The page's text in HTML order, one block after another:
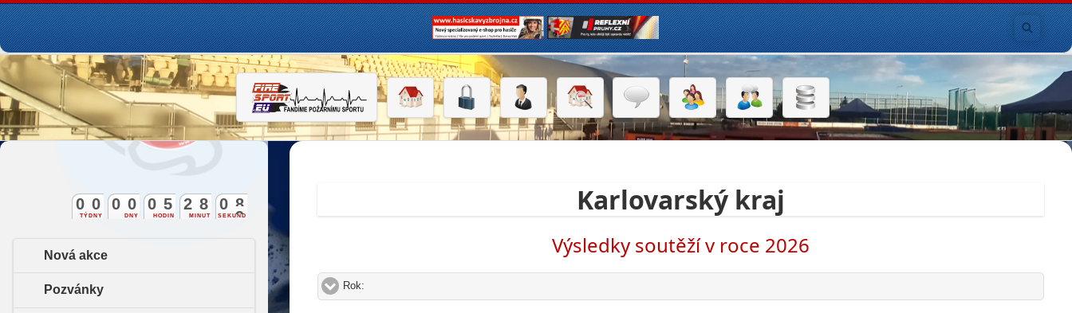
Karlovarský kraj
Výsledky soutěží v roce 2026
Rok:
TÝDNY
0 0
DNY
0 0
HODIN
0 5
MINUT
2 8
SEKUND
0 8
Nová akce
Pozvánky